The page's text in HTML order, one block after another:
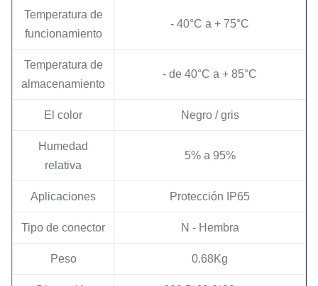
Temperatura de
funcionamiento
- 40°C a + 75°C
Temperatura de
almacenamiento
- de 40°C a + 85°C
El color Negro / gris
Humedad
relativa
5% a 95%
Aplicaciones Protección IP65
Tipo de conector N - Hembra
Peso 0.68Kg